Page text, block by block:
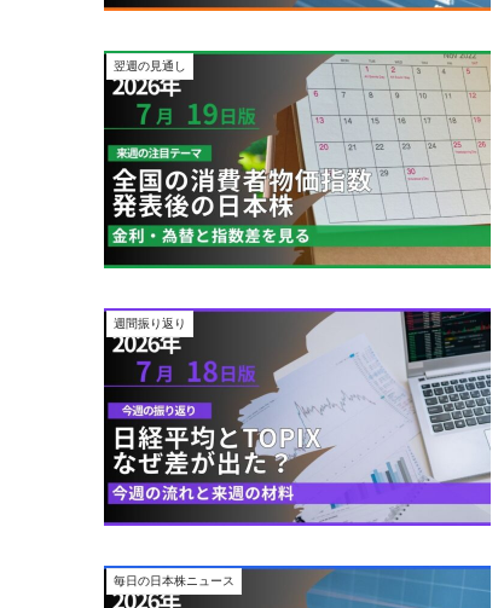
翌週の見通し
週間振り返り
毎日の日本株ニュース